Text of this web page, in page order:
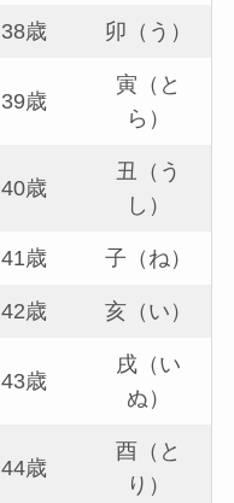
38歳 卯（う）
39歳
寅（と
ら）
40歳
丑（う
し）
41歳 子（ね）
42歳 亥（い）
43歳
戌（い
ぬ）
44歳
酉（と
り）